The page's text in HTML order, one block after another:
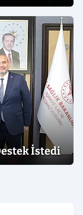
İstedi